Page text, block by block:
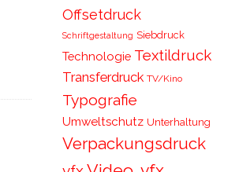
Offsetdruck
Schriftgestaltung Siebdruck
Technologie Textildruck
Transferdruck TV/Kino
Typografie
Umweltschutz Unterhaltung
Verpackungsdruck